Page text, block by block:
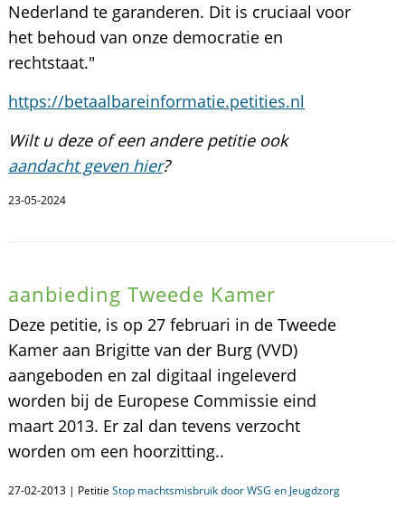
Nederland te garanderen. Dit is cruciaal voor
het behoud van onze democratie en
rechtstaat."
https://betaalbareinformatie.petities.nl
Wilt u deze of een andere petitie ook
aandacht geven hier?
23-05-2024
aanbieding Tweede Kamer
Deze petitie, is op 27 februari in de Tweede
Kamer aan Brigitte van der Burg (VVD)
aangeboden en zal digitaal ingeleverd
worden bij de Europese Commissie eind
maart 2013. Er zal dan tevens verzocht
worden om een hoorzitting..
27-02-2013 | Petitie Stop machtsmisbruik door WSG en Jeugdzorg